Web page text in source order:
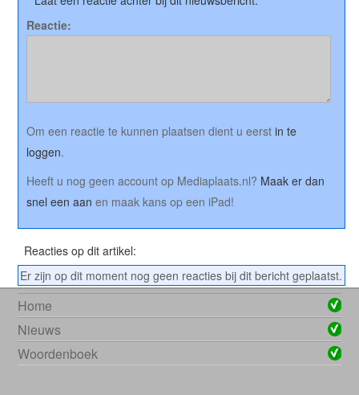
Reactie:
Om een reactie te kunnen plaatsen dient u eerst in te
loggen.
Heeft u nog geen account op Mediaplaats.nl? Maak er dan
snel een aan en maak kans op een iPad!
Reacties op dit artikel:
Er zijn op dit moment nog geen reacties bij dit bericht geplaatst.
Home
Nieuws
Woordenboek